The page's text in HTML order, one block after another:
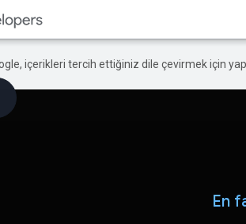
içerikleri tercih ettiğiniz dile çevirmek için
En